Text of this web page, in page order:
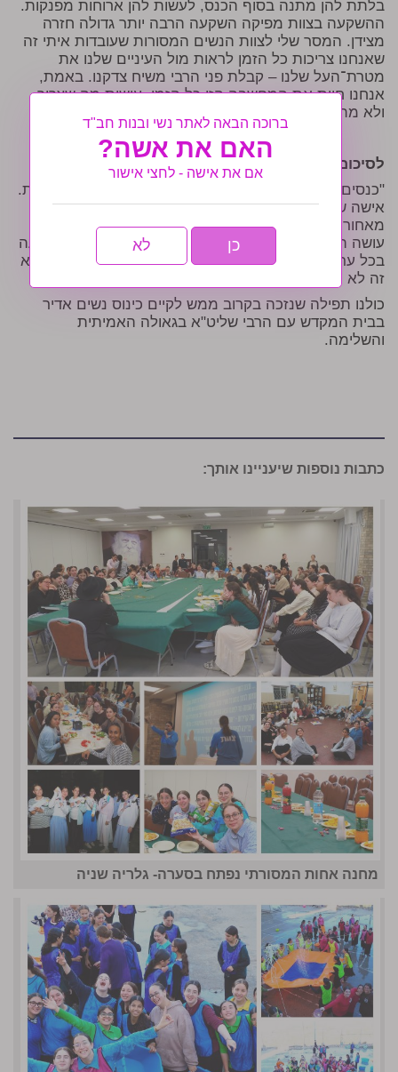
בלתת להן מתנה בסוף הכנס, לעשות להן ארוחות מפנקות.
ההשקעה בצוות מפיקה השקעה הרבה יותר גדולה חזרה
מצידן. המסר שלי לצוות הנשים המסורות שעובדות איתי זה
שאנחנו צריכות כל הזמן לראות מול העיניים שלנו את
מטרת־העל שלנו – קבלת פני הרבי משיח צדקנו. באמת,
אנחנו חיות את המחשבה הזו כל הזמן. עושות מה שצריך
ולא מתפשרות".
לסיכום
"כנסים מעין אלו דורשים הרבה מאוד חשיבה בכמה חזיתות.
אישה שמגיעה לכנס לא משערת בכלל כמה השקעה יש
מאחורי כל מה שהיא מקבלת. הצוות שעומד מאחורי זה
עושה הכל כדי שהכנס יהיה מוצלח מכל הבחינות, ההשקעה
בכל ערב כזה היא עצומה וללא הגב החזק של הרבי שליט"א
זה לא היה יכול לקרות. הכל בשבילו והכל בזכותו".
כולנו תפילה שנזכה בקרוב ממש לקיים כינוס נשים אדיר
בבית המקדש עם הרבי שליט"א בגאולה האמיתית
והשלימה.
כתבות נוספות שיעניינו אותך:
מחנה אחות המסורתי נפתח בסערה- גלריה שניה
ברוכה הבאה לאתר נשי ובנות חב"ד
האם את אשה?
אם את אישה - לחצי אישור
כן לא